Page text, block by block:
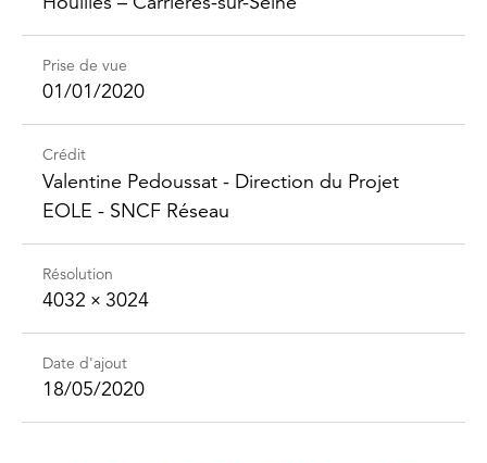
Prise de vue
01/01/2020
Crédit
Valentine Pedoussat - Direction du Projet
EOLE - SNCF Réseau
Résolution
4032 × 3024
Date d'ajout
18/05/2020